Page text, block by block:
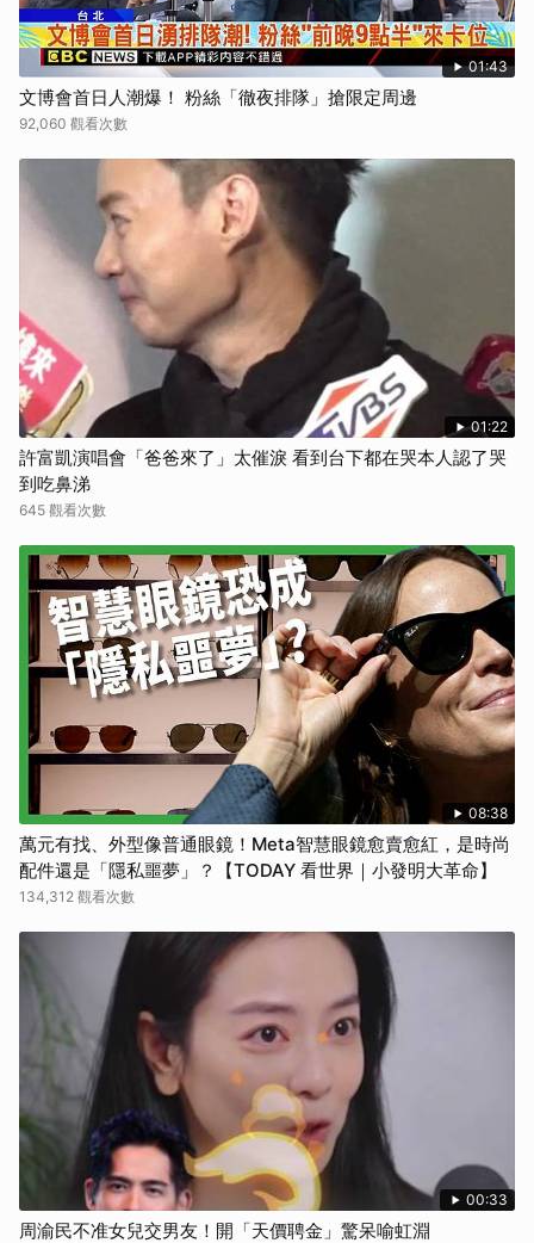
01:43
文博會首日人潮爆！ 粉絲「徹夜排隊」搶限定周邊
92,060 觀看次數
01:22
許富凱演唱會「爸爸來了」太催淚 看到台下都在哭本人認了哭
到吃鼻涕
645 觀看次數
08:38
萬元有找、外型像普通眼鏡！Meta智慧眼鏡愈賣愈紅，是時尚
配件還是「隱私噩夢」？【TODAY 看世界｜小發明大革命】
134,312 觀看次數
00:33
周渝民不准女兒交男友！開「天價聘金」驚呆喻虹淵